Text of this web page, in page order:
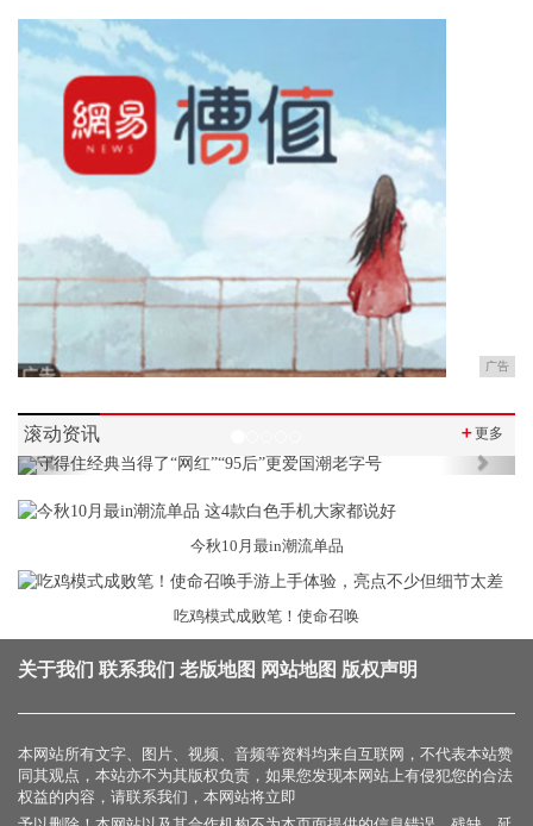
广告
滚动资讯 ＋更多
Previous Next
今秋10月最in潮流单品
吃鸡模式成败笔！使命召唤
关于我们 联系我们 老版地图 网站地图 版权声明
本网站所有文字、图片、视频、音频等资料均来自互联网，不代表本站赞
同其观点，本站亦不为其版权负责，如果您发现本网站上有侵犯您的合法
权益的内容，请联系我们，本网站将立即